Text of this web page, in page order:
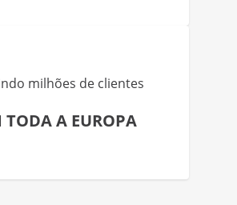
milhões de clientes
TODA A EUROPA